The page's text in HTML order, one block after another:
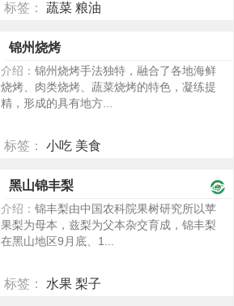
标签： 蔬菜 粮油
锦州烧烤
介绍： 锦州烧烤手法独特，融合了各地海鲜
烧烤、肉类烧烤、蔬菜烧烤的特色，凝练提
精，形成的具有地方...
标签： 小吃 美食
黑山锦丰梨
介绍： 锦丰梨由中国农科院果树研究所以苹
果梨为母本，兹梨为父本杂交育成，锦丰梨
在黑山地区9月底、1...
标签： 水果 梨子